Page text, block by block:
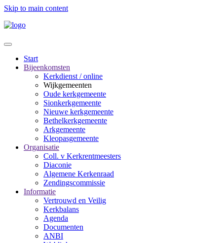
Skip to main content
Start
Bijeenkomsten
Kerkdienst / online
Wijkgemeenten
Oude kerkgemeente
Sionkerkgemeente
Nieuwe kerkgemeente
Bethelkerkgemeente
Arkgemeente
Kleopasgemeente
Organisatie
Coll. v Kerkrentmeesters
Diaconie
Algemene Kerkenraad
Zendingscommissie
Informatie
Vertrouwd en Veilig
Kerkbalans
Agenda
Documenten
ANBI